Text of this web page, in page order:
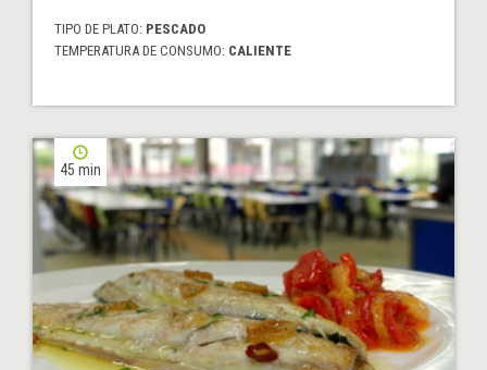
TIPO DE PLATO: PESCADO
TEMPERATURA DE CONSUMO: CALIENTE
45 min